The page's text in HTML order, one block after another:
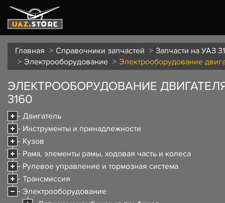
Главная Справочники запчастей
Запчасти на УАЗ
Электрооборудование
Электрооборудование
ЭЛЕКТРООБОРУДОВАНИЕ
3160
Двигатель
Инструменты и принадлежности
Кузов
Рама, элементы рамы, ходовая часть и колеса
Рулевое управление и тормозная система
Трансмиссия
Электрооборудование